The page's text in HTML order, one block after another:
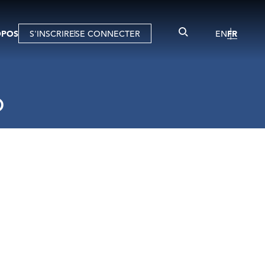
S'INSCRIRESE CONNECTER ENFR